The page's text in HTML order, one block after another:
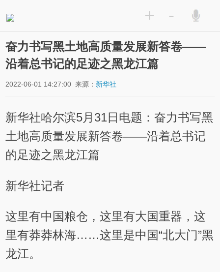
+ -
奋力书写黑土地高质量发展新答卷——
沿着总书记的足迹之黑龙江篇
2022-06-01 14:27:00 来源： 新华社
新华社哈尔滨5月31日电题：奋力书写黑
土地高质量发展新答卷——沿着总书记
的足迹之黑龙江篇
新华社记者
这里有中国粮仓，这里有大国重器，这
里有莽莽林海……这里是中国“北大门”黑
龙江。